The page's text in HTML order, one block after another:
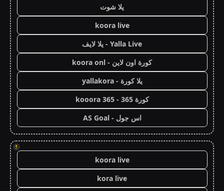
يلا شوت
koora live
Yalla Live - يلا لايف
كورة اون لاين - koora onl
يلا كورة - yallakora
كورة 365 - kooora 365
اس جول - AS Goal
!
koora live
kora live